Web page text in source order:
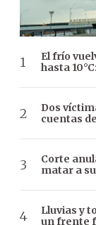
El frío
hasta
Dos
cuentas
Corte
matar a
Lluvias y
un frente